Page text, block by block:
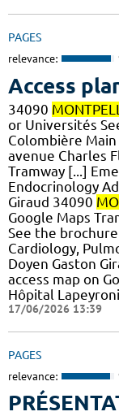
PAGES
relevance:
Access
34090
or Universités
Colombière
avenue Charles
Tramway [...]
Endocrinology
Giraud 34090
Google Maps
See the
Cardiology,
Doyen Gaston
access map on
Hôpital
17/06/2026 13:39
PAGES
relevance: